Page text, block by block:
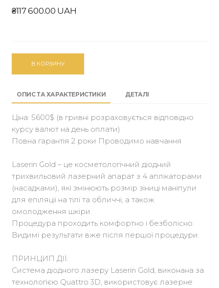
₴117 600.00 UAH
В КОРЗИНУ
ОПИС ТА ХАРАКТЕРИСТИКИ ДЕТАЛІ
Ціна: 5600$ (в гривні розраховується відповідно
курсу валют на день оплати)
Повна гарантія 2 роки Проводимо навчання
Laserin Gold – це косметологічний діодний
трихвильовий лазерний апарат з 4 аплікаторами
(насадками), які змінюють розмір зіниці маніпули
для епіляції на тілі та обличчі, а також
омолодження шкіри.
Процедура проходить комфортно і безболісно.
Видимі результати вже після першої процедури.
ПРИНЦИП ДІЇ:
Система діодного лазеру Laserin Gold, виконана за
технологією Quattro 3D, використовує лазерне